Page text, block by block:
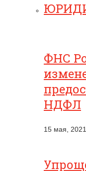
ФНС
НДФЛ
15 мая, 2021